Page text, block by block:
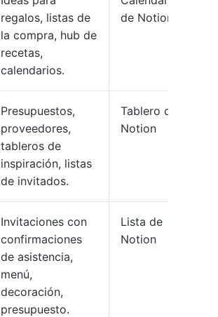
regalos, listas de
la compra, hub de
recetas,
calendarios.
de Notion
Presupuestos,
proveedores,
tableros de
inspiración, listas
de invitados.
Tablero de
Notion
Invitaciones con
confirmaciones
de asistencia,
menú,
decoración,
presupuesto.
Lista de
Notion